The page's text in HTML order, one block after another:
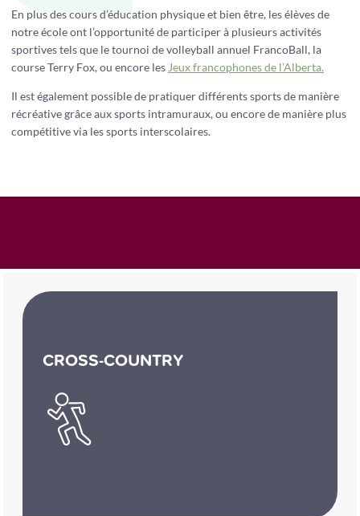
En plus des cours d’éducation physique et bien être, les élèves de
notre école ont l’opportunité de participer à plusieurs activités
sportives tels que le tournoi de volleyball annuel FrancoBall, la
course Terry Fox, ou encore les Jeux francophones de l’Alberta.
Il est également possible de pratiquer différents sports de manière
récréative grâce aux sports intramuraux, ou encore de manière plus
compétitive via les sports interscolaires.
CROSS-COUNTRY